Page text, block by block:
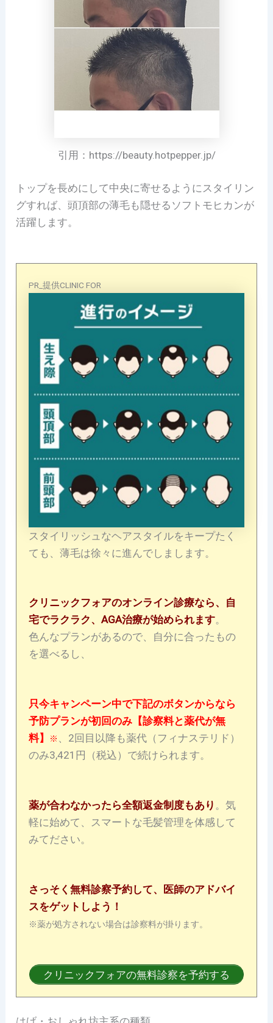
引用：https://beauty.hotpepper.jp/
トップを長めにして中央に寄せるようにスタイリン
グすれば、頭頂部の薄毛も隠せるソフトモヒカンが
活躍します。
PR_提供CLINIC FOR
スタイリッシュなヘアスタイルをキープたく
ても、薄毛は徐々に進んでしまします。
クリニックフォアのオンライン診療なら、自
宅でラクラク、AGA治療が始められます。
色んなプランがあるので、自分に合ったもの
を選べるし、
只今キャンペーン中で下記のボタンからなら
予防プランが初回のみ【診察料と薬代が無
料】
※ 、2回目以降も薬代（フィナステリド）
のみ3,421円（税込）で続けられます。
薬が合わなかったら全額返金制度もあり 。気
軽に始めて、スマートな毛髪管理を体感して
みてださい。
さっそく無料診察予約して、医師のアドバイ
スをゲットしよう！
※薬が処方されない場合は診察料が掛ります。
クリニックフォアの無料診察を予約する